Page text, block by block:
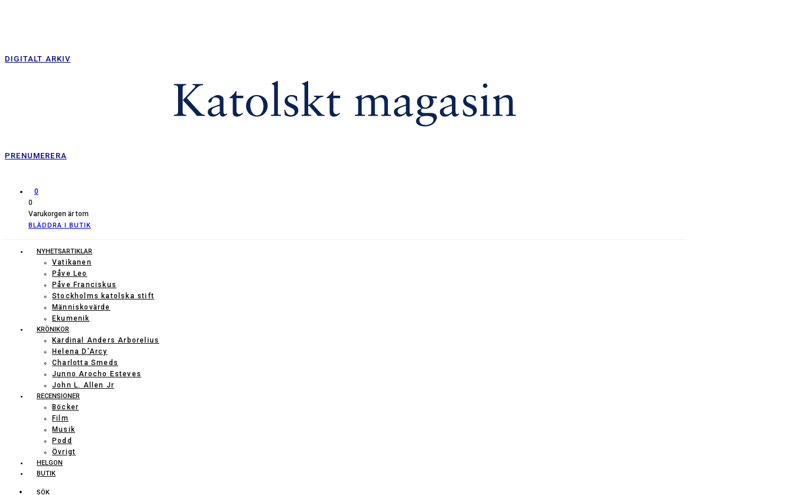
DIGITALT ARKIV
PRENUMERERA
0
0
Varukorgen är tom
BLÄDDRA I BUTIK
NYHETSARTIKLAR
Vatikanen
Påve Leo
Påve Franciskus
Stockholms katolska stift
Människovärde
Ekumenik
KRÖNIKOR
Kardinal Anders Arborelius
Helena D’Arcy
Charlotta Smeds
Junno Arocho Esteves
John L. Allen Jr
RECENSIONER
Böcker
Film
Musik
Podd
Övrigt
HELGON
BUTIK
SÖK